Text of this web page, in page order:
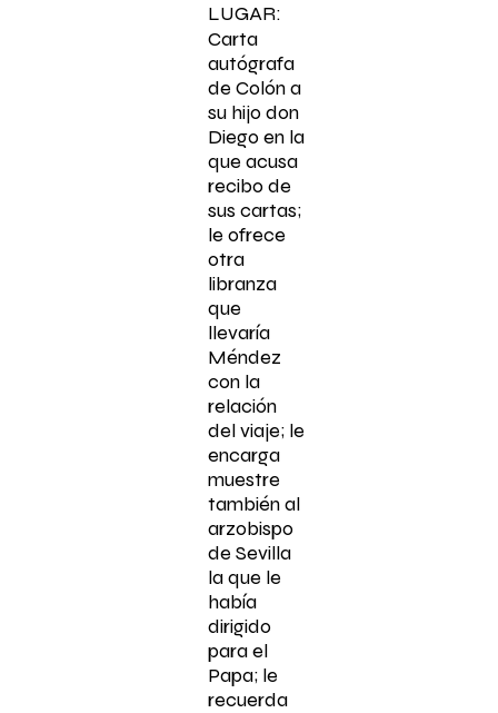
LUGAR:
Carta
autógrafa
de Colón a
su hijo don
Diego en la
que acusa
recibo de
sus cartas;
le ofrece
otra
libranza
que
llevaría
Méndez
con la
relación
del viaje; le
encarga
muestre
también al
arzobispo
de Sevilla
la que le
había
dirigido
para el
Papa; le
recuerda